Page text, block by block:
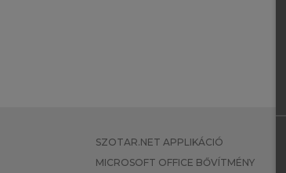
SZOTAR.NET APPLIKÁCIÓ
MICROSOFT OFFICE BŐVÍTMÉNY